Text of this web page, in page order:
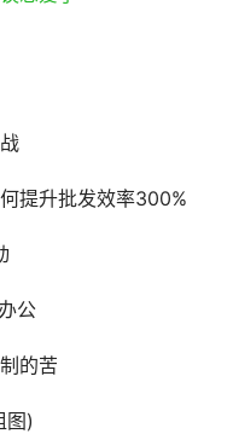
提升批发效率300%
公
的苦
图)